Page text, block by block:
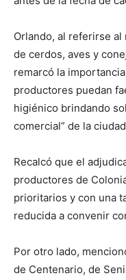
Orlando, al referirse
de cerdos, aves y
remarcó la
productores puedan
higiénico brindando
comercial” de la
Recalcó que el
productores de
prioritarios y con una
reducida a convenir
Por otro lado,
de Centenario, de